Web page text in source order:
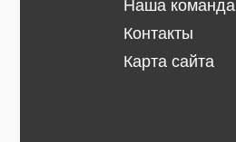
Наша команда
Контакты
Карта сайта